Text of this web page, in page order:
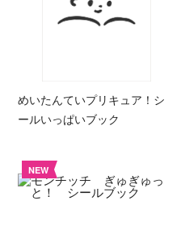
めいたんていプリキュア！シ
ールいっぱいブック
NEW